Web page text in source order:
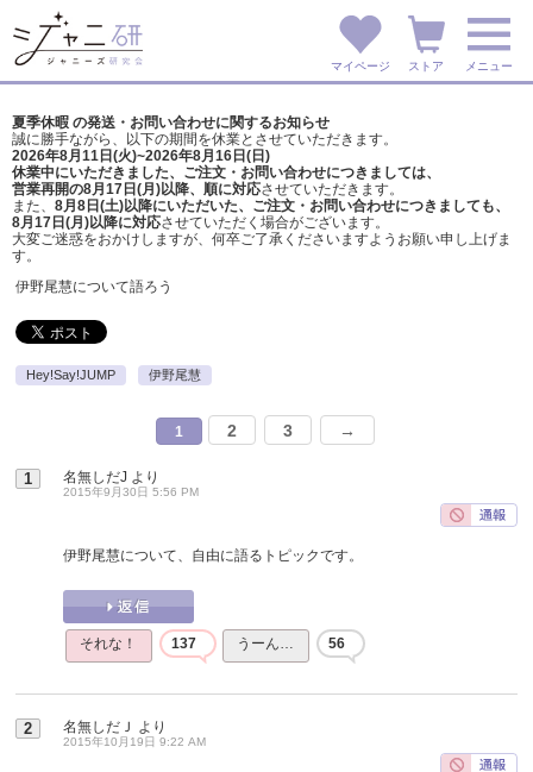
マイページ ストア メニュー
夏季休暇 の発送・お問い合わせに関するお知らせ
誠に勝手ながら、以下の期間を休業とさせていただきます。
2026年8月11日(火)~2026年8月16日(日)
休業中にいただきました、ご注文・お問い合わせにつきましては、
営業再開の8月17日(月)以降、順に対応させていただきます。
また、 8月8日(土)以降にいただいた、ご注文・ お問い合わせにつきましても、
8月17日(月)以降に対応させていただく場合がございます。
大変ご迷惑をおかけしますが、 何卒ご了承くださいますようお願い申し上げま
す。
伊野尾慧について語ろう
Hey!Say!JUMP 伊野尾慧
1 2 3 →
1 名無しだJ より
2015年9月30日 5:56 PM
伊野尾慧について、自由に語るトピックです。
それな！ 137 うーん… 56
2 名無しだＪ より
2015年10月19日 9:22 AM